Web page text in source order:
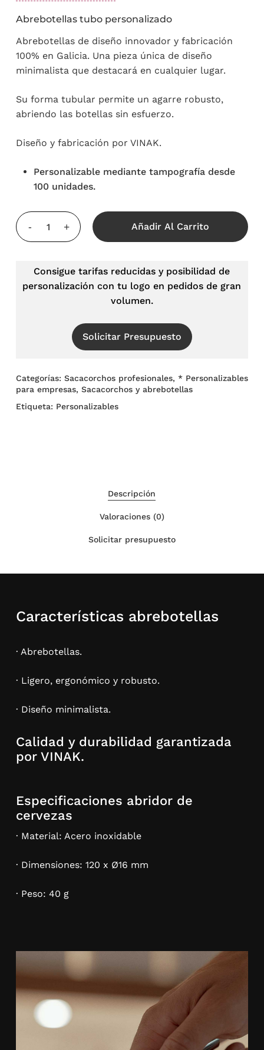
Abrebotellas tubo personalizado
Abrebotellas de diseño innovador y fabricación
100% en Galicia. Una pieza única de diseño
minimalista que destacará en cualquier lugar.
Su forma tubular permite un agarre robusto,
abriendo las botellas sin esfuerzo.
Diseño y fabricación por VINAK.
Personalizable mediante tampografía desde
100 unidades.
Añadir Al Carrito
Consigue tarifas reducidas y posibilidad de
personalización con tu logo en pedidos de gran
volumen.
Solicitar Presupuesto
Categorías: Sacacorchos profesionales, * Personalizables
para empresas, Sacacorchos y abrebotellas
Etiqueta: Personalizables
Descripción
Valoraciones (0)
Solicitar presupuesto
Características abrebotellas
· Abrebotellas.
· Ligero, ergonómico y robusto.
· Diseño minimalista.
Calidad y durabilidad garantizada
por VINAK.
Especificaciones abridor de
cervezas
· Material: Acero inoxidable
· Dimensiones: 120 x Ø16 mm
· Peso: 40 g